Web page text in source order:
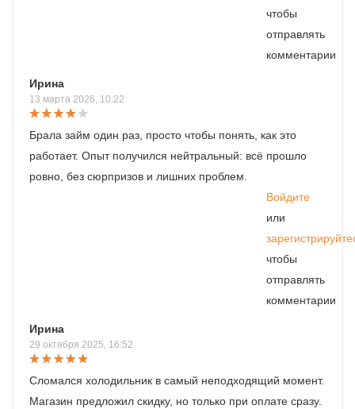
чтобы
отправлять
комментарии
Ирина
13 марта 2026, 10:22
Брала займ один раз, просто чтобы понять, как это
работает. Опыт получился нейтральный: всё прошло
ровно, без сюрпризов и лишних проблем.
Войдите
или
чтобы
отправлять
комментарии
Ирина
29 октября 2025, 16:52
Сломался холодильник в самый неподходящий момент.
Магазин предложил скидку, но только при оплате сразу.